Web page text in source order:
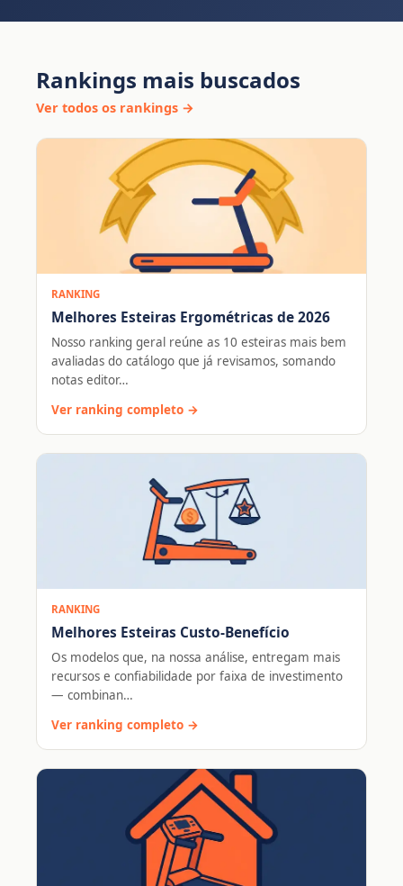
Rankings mais buscados
Ver todos os rankings →
RANKING
Melhores Esteiras Ergométricas de 2026
Nosso ranking geral reúne as 10 esteiras mais bem
avaliadas do catálogo que já revisamos, somando
notas editor…
Ver ranking completo →
RANKING
Melhores Esteiras Custo-Benefício
Os modelos que, na nossa análise, entregam mais
recursos e confiabilidade por faixa de investimento
— combinan…
Ver ranking completo →